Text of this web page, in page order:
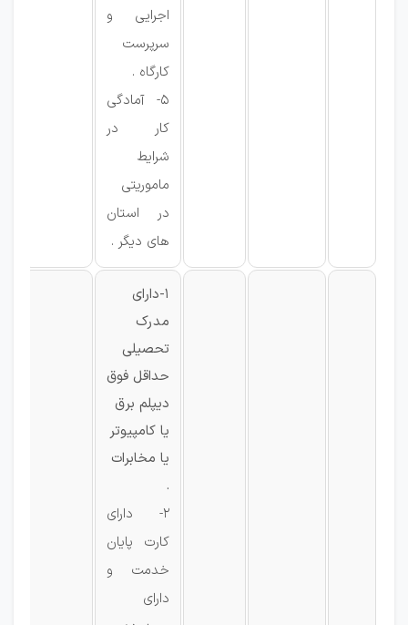
اجرایی و
سرپرست
کارگاه .
5- آمادگی
کار در
شرایط
ماموریتی
در استان
های دیگر .
1-دارای
مدرک
تحصیلی
حداقل فوق
دیپلم برق
یا کامپیوتر
یا مخابرات
.
2- دارای
کارت پایان
خدمت و
دارای